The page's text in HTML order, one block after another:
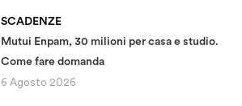
SCADENZE
Mutui Enpam, 30 milioni per casa e studio.
Come fare domanda
6 Agosto 2026